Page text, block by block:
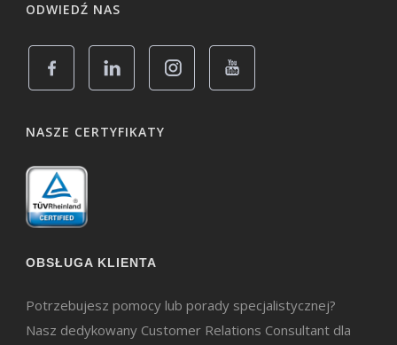
ODWIEDŹ NAS
NASZE CERTYFIKATY
OBSŁUGA KLIENTA
Potrzebujesz pomocy lub porady specjalistycznej?
Nasz dedykowany Customer Relations Consultant dla